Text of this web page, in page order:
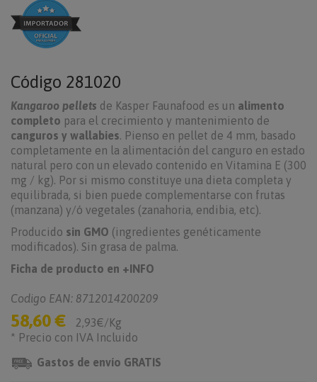
Código 281020
Kangaroo pellets de Kasper Faunafood es un alimento
completo para el crecimiento y mantenimiento de
canguros y wallabies. Pienso en pellet de 4 mm, basado
completamente en la alimentación del canguro en estado
natural pero con un elevado contenido en Vitamina E (300
mg / kg). Por si mismo constituye una dieta completa y
equilibrada, si bien puede complementarse con frutas
(manzana) y/ó vegetales (zanahoria, endibia, etc).
Producido sin GMO (ingredientes genéticamente
modificados). Sin grasa de palma.
Ficha de producto en +INFO
Codigo EAN: 8712014200209
58,60 €
2,93€/Kg
* Precio con IVA Incluido
Gastos de envío GRATIS